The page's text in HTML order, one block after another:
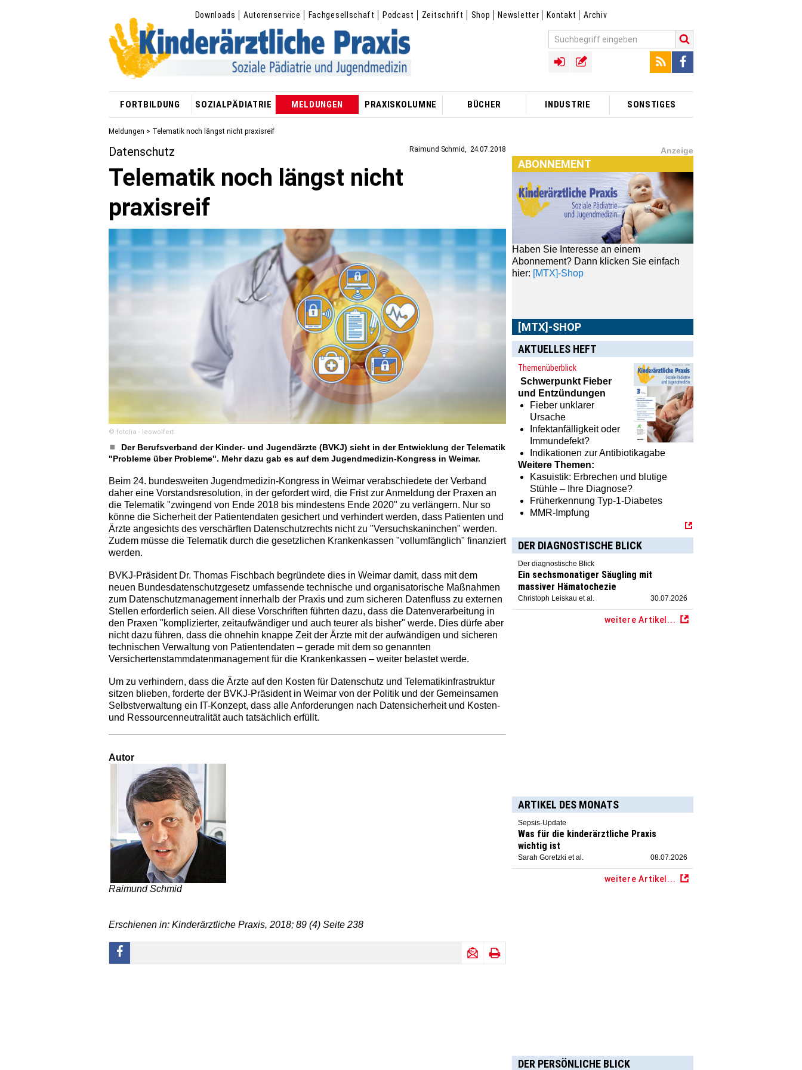
Downloads Autorenservice Fachgesellschaft Podcast Zeitschrift Shop Newsletter Kontakt Archiv
FORTBILDUNG SOZIALPÄDIATRIE MELDUNGEN PRAXISKOLUMNE BÜCHER INDUSTRIE SONSTIGES
Meldungen > Telematik noch längst nicht praxisreif
Raimund Schmid 24.07.2018
Datenschutz
Telematik noch längst nicht
praxisreif
© fotolia - leowolfert
Der Berufsverband der Kinder- und Jugendärzte (BVKJ) sieht in der Entwicklung der Telematik
"Probleme über Probleme". Mehr dazu gab es auf dem Jugendmedizin-Kongress in Weimar.
Beim 24. bundesweiten Jugendmedizin-Kongress in Weimar verabschiedete der Verband
daher eine Vorstandsresolution, in der gefordert wird, die Frist zur Anmeldung der Praxen an
die Telematik "zwingend von Ende 2018 bis mindestens Ende 2020" zu verlängern. Nur so
könne die Sicherheit der Patientendaten gesichert und verhindert werden, dass Patienten und
Ärzte angesichts des verschärften Datenschutzrechts nicht zu "Versuchskaninchen" werden.
Zudem müsse die Telematik durch die gesetzlichen Krankenkassen "vollumfänglich" finanziert
werden.
BVKJ-Präsident Dr. Thomas Fischbach begründete dies in Weimar damit, dass mit dem
neuen Bundesdatenschutzgesetz umfassende technische und organisatorische Maßnahmen
zum Datenschutzmanagement innerhalb der Praxis und zum sicheren Datenfluss zu externen
Stellen erforderlich seien. All diese Vorschriften führten dazu, dass die Datenverarbeitung in
den Praxen "komplizierter, zeitaufwändiger und auch teurer als bisher" werde. Dies dürfe aber
nicht dazu führen, dass die ohnehin knappe Zeit der Ärzte mit der aufwändigen und sicheren
technischen Verwaltung von Patientendaten – gerade mit dem so genannten
Versichertenstammdatenmanagement für die Krankenkassen – weiter belastet werde.
Um zu verhindern, dass die Ärzte auf den Kosten für Datenschutz und Telematikinfrastruktur
sitzen blieben, forderte der BVKJ-Präsident in Weimar von der Politik und der Gemeinsamen
Selbstverwaltung ein IT-Konzept, dass alle Anforderungen nach Datensicherheit und Kosten-
und Ressourcenneutralität auch tatsächlich erfüllt.
Autor
Raimund Schmid
Erschienen in: Kinderärztliche Praxis, 2018; 89 (4) Seite 238
Anzeige
ABONNEMENT
Haben Sie Interesse an einem
Abonnement? Dann klicken Sie einfach
hier:[MTX]-Shop
Im[MTX]-Shopfinden Sie alle Produkte
aus unserem Verlagsprogramm: Bücher,
Zeitschriften oder Schulungsprogramme
sowie praktische Accessoires.
AKTUELLES HEFT
Themenüberblick
Schwerpunkt Fieber
und Entzündungen
Fieber unklarer
Ursache
Infektanfälligkeit oder
Immundefekt?
Indikationen zur Antibiotikagabe
Weitere Themen:
Kasuistik: Erbrechen und blutige
Stühle – Ihre Diagnose?
Früherkennung Typ-1-Diabetes
MMR-Impfung
DER DIAGNOSTISCHE BLICK
Der diagnostische Blick
Ein sechsmonatiger Säugling mit
massiver Hämatochezie
Christoph Leiskau et al. 30.07.2026
weitere Artikel...
ARTIKEL DES MONATS
Sepsis-Update
Was für die kinderärztliche Praxis
wichtig ist
Sarah Goretzki et al. 08.07.2026
weitere Artikel...
DER PERSÖNLICHE BLICK